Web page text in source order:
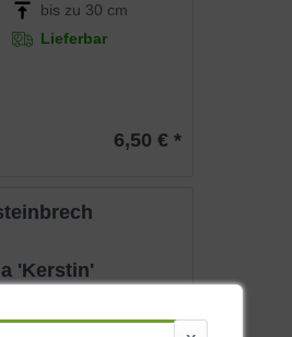
bis zu 30 cm
Lieferbar
6,50 € *
'Kerstin'
Immergrün